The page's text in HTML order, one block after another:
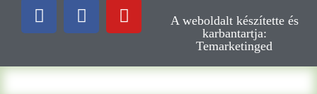
A weboldalt készítette és
karbantartja:
Temarketinged